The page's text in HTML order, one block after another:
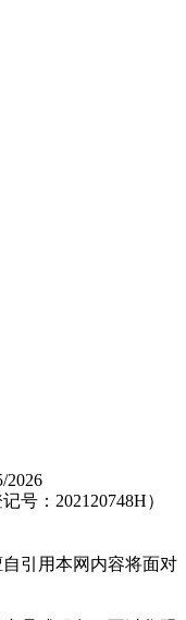
2026
号：202120748H）
引用本网内容将面对